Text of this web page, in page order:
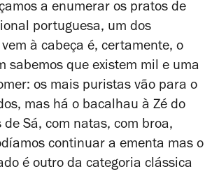
a enumerar os pratos de
portuguesa, um dos
à cabeça é, certamente, o
sabemos que existem mil e uma
os mais puristas vão para o
mas há o bacalhau à Zé do
de Sá, com natas, com broa,
continuar a ementa mas o
é outro da categoria clássica